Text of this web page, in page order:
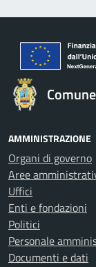
AMMINISTRAZIONE
Organi di governo
Aree
Uffici
Enti e fondazioni
Politici
Personale
Documenti e dati